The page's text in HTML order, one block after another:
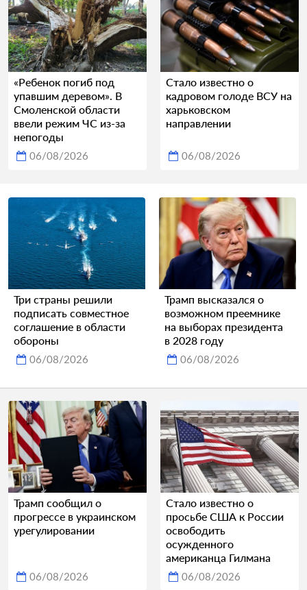
«Ребенок погиб под
упавшим деревом». В
Смоленской области
ввели режим ЧС из-за
непогоды
06/08/2026
Стало известно о
кадровом голоде ВСУ на
харьковском
направлении
06/08/2026
Три страны решили
подписать совместное
соглашение в области
обороны
06/08/2026
Трамп высказался о
возможном преемнике
на выборах президента
в 2028 году
06/08/2026
Трамп сообщил о
прогрессе в украинском
урегулировании
06/08/2026
Стало известно о
просьбе США к России
освободить
осужденного
американца Гилмана
06/08/2026